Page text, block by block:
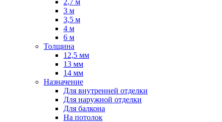
2,7 м
3 м
3,5 м
4 м
6 м
Толщина
12,5 мм
13 мм
14 мм
Назначение
Для внутренней отделки
Для наружной отделки
Для балкона
На потолок